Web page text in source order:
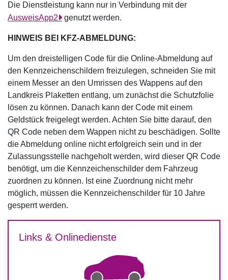
Die Dienstleistung kann nur in Verbindung mit der
AusweisApp2
genutzt werden.
HINWEIS BEI KFZ-ABMELDUNG:
Um den dreistelligen Code für die Online-Abmeldung auf
den Kennzeichenschildern freizulegen, schneiden Sie mit
einem Messer an den Umrissen des Wappens auf den
Landkreis Plaketten entlang, um zunächst die Schutzfolie
lösen zu können. Danach kann der Code mit einem
Geldstück freigelegt werden. Achten Sie bitte darauf, den
QR Code neben dem Wappen nicht zu beschädigen. Sollte
die Abmeldung online nicht erfolgreich sein und in der
Zulassungsstelle nachgeholt werden, wird dieser QR Code
benötigt, um die Kennzeichenschilder dem Fahrzeug
zuordnen zu können. Ist eine Zuordnung nicht mehr
möglich, müssen die Kennzeichenschilder für 10 Jahre
gesperrt werden.
Links & Onlinedienste